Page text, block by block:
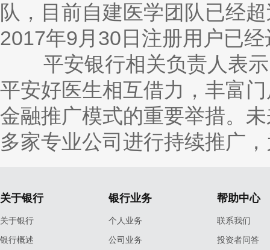
队，目前自建医学团队已经
2017年9月30日注册用户已
平安银行相关负责人表示
平安好医生相互借力，丰富
金融推广模式的重要举措。
多家专业公司进行持续推广
关于银行
关于银行
银行概述
银行业务
个人业务
公司业务
帮助中心
联系我们
投资者问答